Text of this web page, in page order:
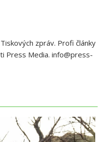
zpráv. Profi články
Press Media. info@press-